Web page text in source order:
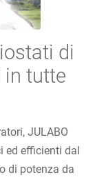
di
tutte
JULABO
ed efficienti dal
di potenza da